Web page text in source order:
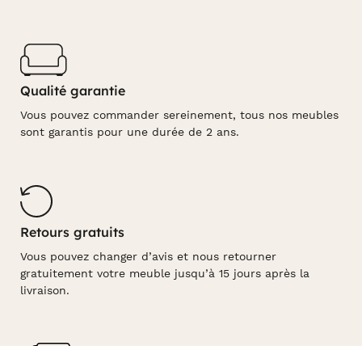
Qualité garantie
Vous pouvez commander sereinement, tous nos meubles
sont garantis pour une durée de 2 ans.
Retours gratuits
Vous pouvez changer d’avis et nous retourner
gratuitement votre meuble jusqu’à 15 jours après la
livraison.